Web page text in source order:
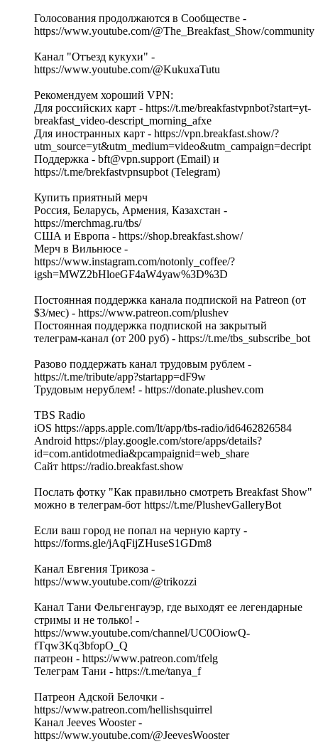
Голосования продолжаются в Сообществе -
https://www.youtube.com/@The_Breakfast_Show/community
Канал "Отъезд кукухи" -
https://www.youtube.com/@KukuxaTutu
Рекомендуем хороший VPN:
Для российских карт - https://t.me/breakfastvpnbot?start=yt-
breakfast_video-descript_morning_afxe
Для иностранных карт - https://vpn.breakfast.show/?
utm_source=yt&utm_medium=video&utm_campaign=decript
Поддержка - bft@vpn.support (Email) и
https://t.me/brekfastvpnsupbot (Telegram)
Купить приятный мерч
Россия, Беларусь, Армения, Казахстан -
https://merchmag.ru/tbs/
США и Европа - https://shop.breakfast.show/
Мерч в Вильнюсе -
https://www.instagram.com/notonly_coffee/?
igsh=MWZ2bHloeGF4aW4yaw%3D%3D
Постоянная поддержка канала подпиской на Patreon (от
$3/мес) - https://www.patreon.com/plushev
Постоянная поддержка подпиской на закрытый
телеграм-канал (от 200 руб) - https://t.me/tbs_subscribe_bot
Разово поддержать канал трудовым рублем -
https://t.me/tribute/app?startapp=dF9w
Трудовым нерублем! - https://donate.plushev.com
TBS Radio
iOS https://apps.apple.com/lt/app/tbs-radio/id6462826584
Android https://play.google.com/store/apps/details?
id=com.antidotmedia&pcampaignid=web_share
Сайт https://radio.breakfast.show
Послать фотку "Как правильно смотреть Breakfast Show"
можно в телеграм-бот https://t.me/PlushevGalleryBot
Если ваш город не попал на черную карту -
https://forms.gle/jAqFijZHuseS1GDm8
Канал Евгения Трикоза -
https://www.youtube.com/@trikozzi
Канал Тани Фельгенгауэр, где выходят ее легендарные
стримы и не только! -
https://www.youtube.com/channel/UC0OiowQ-
fTqw3Kq3bfopO_Q
патреон - https://www.patreon.com/tfelg
Телеграм Тани - https://t.me/tanya_f
Патреон Адской Белочки -
https://www.patreon.com/hellishsquirrel
Канал Jeeves Wooster -
https://www.youtube.com/@JeevesWooster